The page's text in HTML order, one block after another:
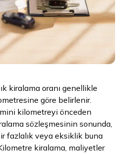
kiralama oranı genellikle
göre belirlenir.
kilometreyi önceden
sözleşmesinin sonunda,
fazlalık veya eksiklik buna
kiralama, maliyetler